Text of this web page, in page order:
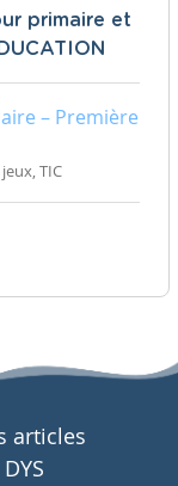
primaire et
– Première
TIC
articles